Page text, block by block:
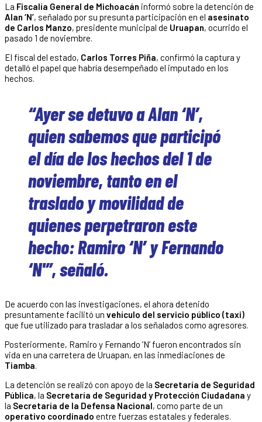
La Fiscalía General de Michoacán informó sobre la detención de
Alan ‘N’, señalado por su presunta participación en el asesinato
de Carlos Manzo, presidente municipal de Uruapan, ocurrido el
pasado 1 de noviembre.
El fiscal del estado, Carlos Torres Piña, confirmó la captura y
detalló el papel que habría desempeñado el imputado en los
hechos.
“Ayer se detuvo a Alan ‘N’,
quien sabemos que participó
el día de los hechos del 1 de
noviembre, tanto en el
traslado y movilidad de
quienes perpetraron este
hecho: Ramiro ‘N’ y Fernando
‘N'”, señaló.
De acuerdo con las investigaciones, el ahora detenido
presuntamente facilitó un vehículo del servicio público (taxi)
que fue utilizado para trasladar a los señalados como agresores.
Posteriormente, Ramiro y Fernando ‘N’ fueron encontrados sin
vida en una carretera de Uruapan, en las inmediaciones de
Tiamba.
La detención se realizó con apoyo de la Secretaría de Seguridad
Pública, la Secretaría de Seguridad y Protección Ciudadana y
la Secretaría de la Defensa Nacional, como parte de un
operativo coordinado entre fuerzas estatales y federales.